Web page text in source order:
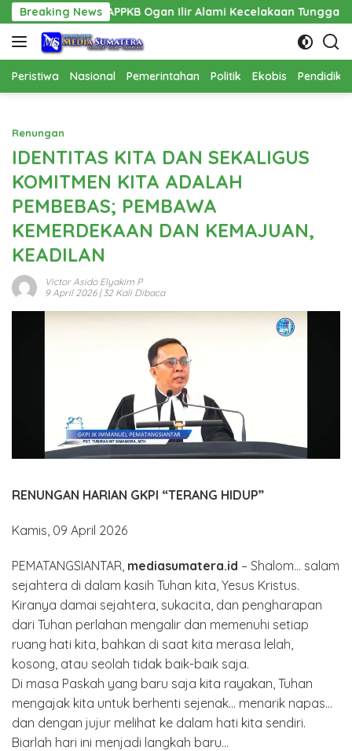
Langsung
ke
konten
Breaking NewsOgan Ilir Alami Kecelakaan Tunggal
Peristiwa Nasional Pemerintahan Politik Ekobis
Renungan
IDENTITAS KITA DAN SEKALIGUS
KOMITMEN KITA ADALAH
PEMBEBAS; PEMBAWA
KEMERDEKAAN DAN KEMAJUAN,
KEADILAN
Victor Asido Elyakim P
9 April 2026| 32 Kali Dibaca
RENUNGAN HARIAN GKPI “TERANG HIDUP”
Kamis, 09 April 2026
PEMATANGSIANTAR, mediasumatera.id – Shalom… salam
sejahtera di dalam kasih Tuhan kita, Yesus Kristus.
Kiranya damai sejahtera, sukacita, dan pengharapan
dari Tuhan perlahan mengalir dan memenuhi setiap
ruang hati kita, bahkan di saat kita merasa lelah,
kosong, atau seolah tidak baik-baik saja.
Di masa Paskah yang baru saja kita rayakan, Tuhan
mengajak kita untuk berhenti sejenak… menarik napas…
dan dengan jujur melihat ke dalam hati kita sendiri.
Biarlah hari ini menjadi langkah baru…